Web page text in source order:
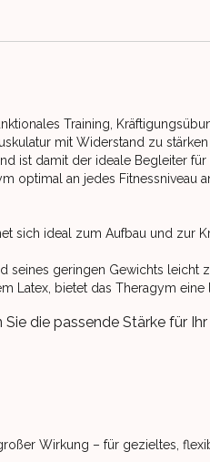
Training,
mit Widerstand zu
ist damit der ideale Begleiter
optimal an jedes Fitnessniveau
sich ideal zum Aufbau und zur
geringen Gewichts leicht
Latex, bietet das Theragym
die passende Stärke für
Wirkung – für gezieltes,